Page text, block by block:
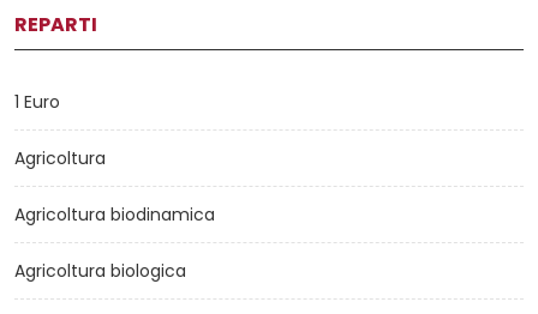
REPARTI
1 Euro
Agricoltura
Agricoltura biodinamica
Agricoltura biologica